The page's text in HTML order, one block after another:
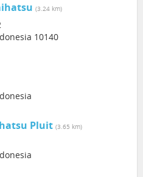
(3.24 km)
10140
Pluit (3.65 km)